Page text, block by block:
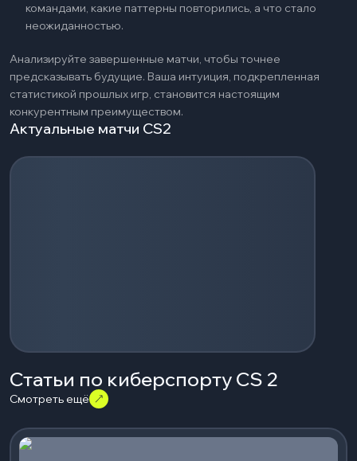
командами, какие паттерны повторились, а что стало
неожиданностью.
Анализируйте завершенные матчи, чтобы точнее
предсказывать будущие. Ваша интуиция, подкрепленная
статистикой прошлых игр, становится настоящим
конкурентным преимуществом.
Актуальные матчи CS2
Загрузка событий...
Статьи по киберспорту CS 2
Смотреть ещё